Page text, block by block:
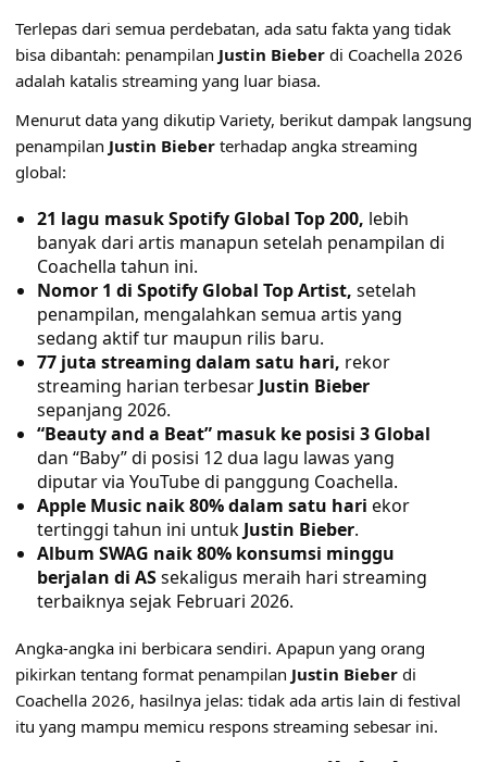
Terlepas dari semua perdebatan, ada satu fakta yang tidak
bisa dibantah: penampilan Justin Bieber di Coachella 2026
adalah katalis streaming yang luar biasa.
Menurut data yang dikutip Variety, berikut dampak langsung
penampilan Justin Bieber terhadap angka streaming
global:
21 lagu masuk Spotify Global Top 200, lebih
banyak dari artis manapun setelah penampilan di
Coachella tahun ini.
Nomor 1 di Spotify Global Top Artist, setelah
penampilan, mengalahkan semua artis yang
sedang aktif tur maupun rilis baru.
77 juta streaming dalam satu hari, rekor
streaming harian terbesar Justin Bieber
sepanjang 2026.
“Beauty and a Beat” masuk ke posisi 3 Global
dan “Baby” di posisi 12 dua lagu lawas yang
diputar via YouTube di panggung Coachella.
Apple Music naik 80% dalam satu hari ekor
tertinggi tahun ini untuk Justin Bieber.
Album SWAG naik 80% konsumsi minggu
berjalan di ASsekaligus meraih hari streaming
terbaiknya sejak Februari 2026.
Angka-angka ini berbicara sendiri. Apapun yang orang
pikirkan tentang format penampilan Justin Bieber di
Coachella 2026, hasilnya jelas: tidak ada artis lain di festival
itu yang mampu memicu respons streaming sebesar ini.